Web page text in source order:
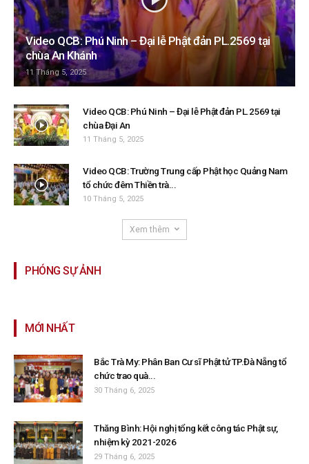
Video QCB: Phú Ninh – Đại lễ Phật đản PL.2569 tại
chùa An Khánh
11 Tháng 5, 2025
Video QCB: Phú Ninh – Đại lễ Phật đản PL.2569 tại
chùa Đại An
11 Tháng 5, 2025
Video QCB: Trường Trung cấp Phật học Quảng Nam
tổ chức đêm Thiền trà...
10 Tháng 5, 2025
Xem thêm
PHÓNG SỰ ẢNH
MỚI NHẤT
Bắc Trà My: Phân Ban Cư sĩ Phật tử TP.Đà Nẵng tổ
chức trao quà...
30 Tháng 6, 2025
Thăng Bình: Hội nghị tổng kết công tác Phật sự,
nhiệm kỳ 2021-2026
29 Tháng 6, 2025